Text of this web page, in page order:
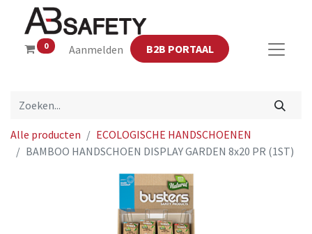
0 Aanmelden B2B PORTAAL
Alle producten
ECOLOGISCHE HANDSCHOENEN
BAMBOO HANDSCHOEN DISPLAY GARDEN 8x20 PR (1ST)